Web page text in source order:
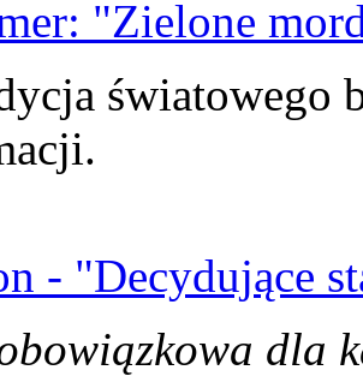
"Zielone
światowego
- "Decydujące
dla